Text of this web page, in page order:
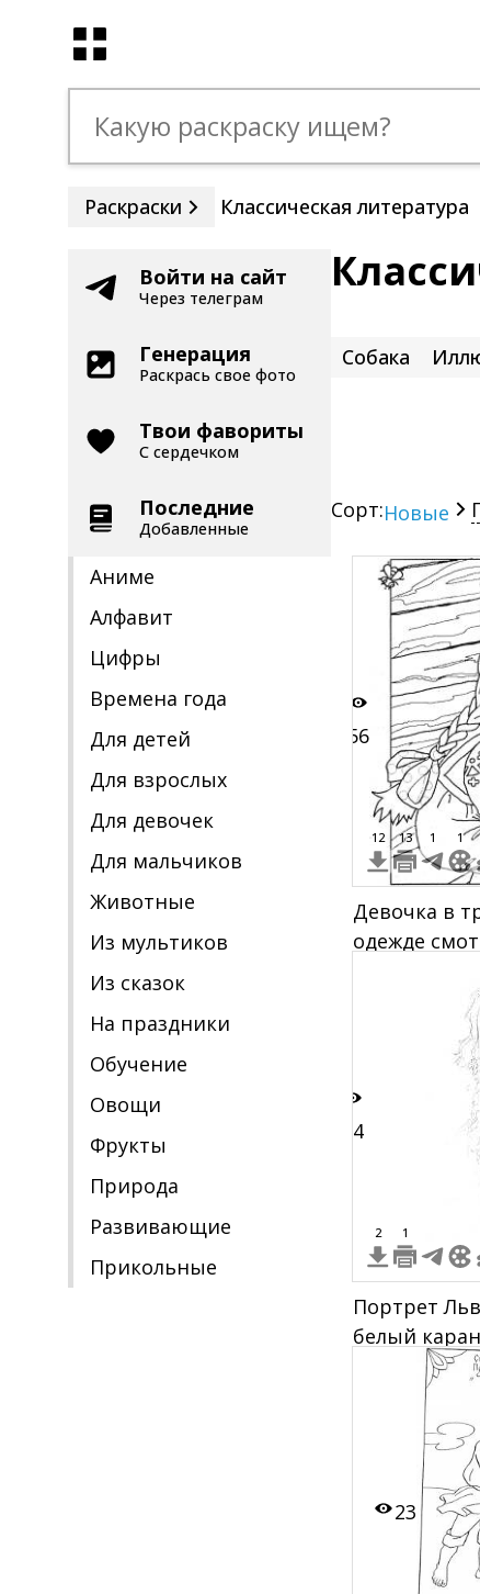
Раскраски Классическая литература
Войти на сайт
Через телеграм
Генерация
Раскрась свое фото
Твои фавориты
С сердечком
Последние
Добавленные
Аниме
Алфавит
Цифры
Времена года
Для детей
Для взрослых
Для девочек
Для мальчиков
Животные
Из мультиков
Из сказок
На праздники
Обучение
Овощи
Фрукты
Природа
Развивающие
Прикольные
Собака
Сорт:Новые
56
12 13 1 1
Девочка в
одежде
морозными
14
2 1
Портрет
белый
бородой
23